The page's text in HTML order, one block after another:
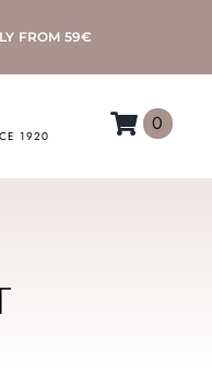
FROM 59€
1920
0